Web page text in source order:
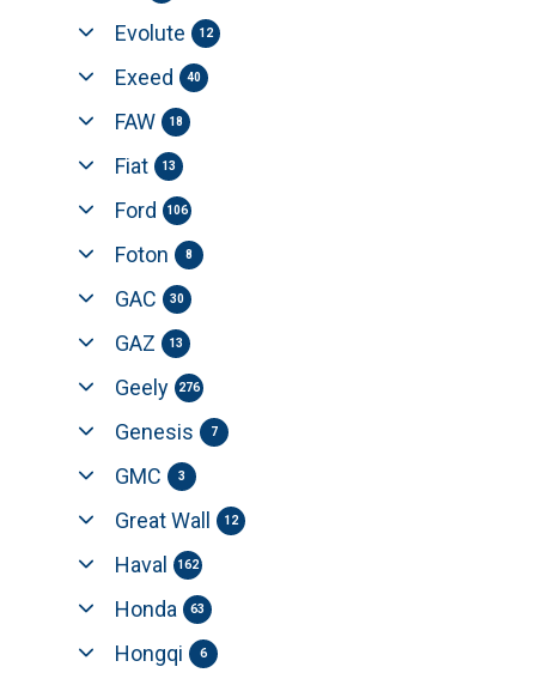
Evolute 12
Exeed 40
FAW 18
Fiat 13
Ford 106
Foton 8
GAC 30
GAZ 13
Geely 276
Genesis 7
GMC 3
Great Wall 12
Haval 162
Honda 63
Hongqi 6